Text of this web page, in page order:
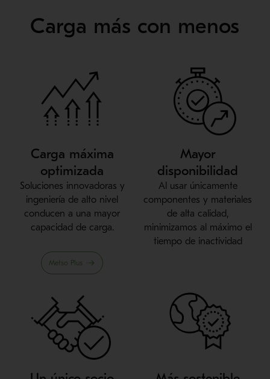
Carga más con menos
Carga máxima
optimizada
Soluciones innovadoras y
ingeniería de alto nivel
conducen a una mayor
capacidad de carga.
Metso Plus
Mayor
disponibilidad
Al usar únicamente
componentes y materiales
de alta calidad,
minimizamos al máximo el
tiempo de inactividad